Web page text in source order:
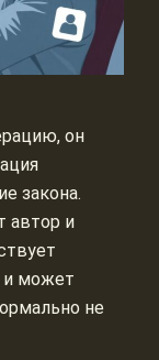
он
закона.
автор и
и может
не